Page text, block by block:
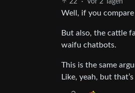
Well, if you
But also, the cattle
waifu chatbots.
This is the same
Like, yeah, but